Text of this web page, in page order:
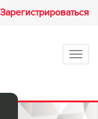
Зарегистрироваться